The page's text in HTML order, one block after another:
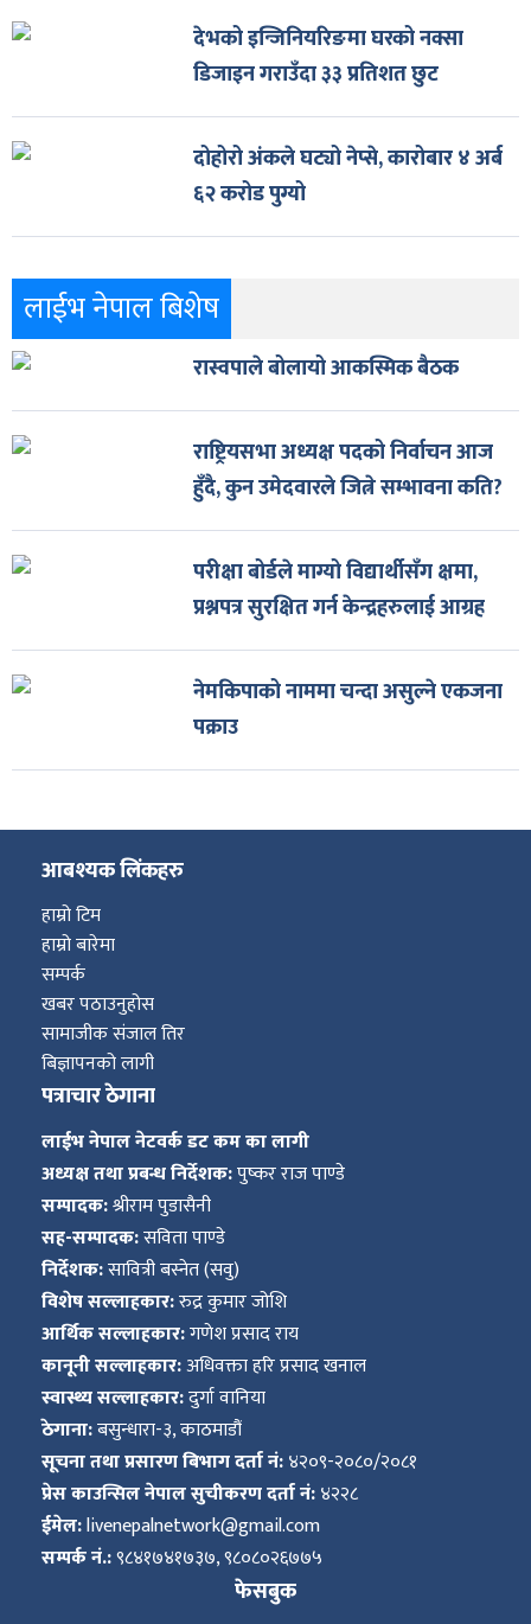
देभको इन्जिनियरिङमा घरको नक्सा
डिजाइन गराउँदा ३३ प्रतिशत छुट
दोहोरो अंकले घट्यो नेप्से, कारोबार ४ अर्ब
६२ करोड पुग्यो
लाईभ नेपाल बिशेष
रास्वपाले बोलायो आकस्मिक बैठक
राष्ट्रियसभा अध्यक्ष पदको निर्वाचन आज
हुँदै, कुन उमेदवारले जित्ने सम्भावना कति?
परीक्षा बोर्डले माग्यो विद्यार्थीसँग क्षमा,
प्रश्नपत्र सुरक्षित गर्न केन्द्रहरुलाई आग्रह
नेमकिपाको नाममा चन्दा असुल्ने एकजना
पक्राउ
आबश्यक लिंकहरु
हाम्रो टिम
हाम्रो बारेमा
सम्पर्क
खबर पठाउनुहोस
सामाजीक संजाल तिर
बिज्ञापनको लागी
पत्राचार ठेगाना
लाईभ नेपाल नेटवर्क डट कम का लागी
अध्यक्ष तथा प्रबन्ध निर्देशक:पुष्कर राज पाण्डे
सम्पादक:श्रीराम पुडासैनी
सह-सम्पादक:सविता पाण्डे
निर्देशक:सावित्री बस्नेत (सवु)
विशेष सल्लाहकार:रुद्र कुमार जोशि
आर्थिक सल्लाहकार:गणेश प्रसाद राय
कानूनी सल्लाहकार:अधिवक्ता हरि प्रसाद खनाल
स्वास्थ्य सल्लाहकार:दुर्गा वानिया
ठेगाना:बसुन्धारा-३, काठमाडौं
सूचना तथा प्रसारण बिभाग दर्ता नं:४२०९-२०८०/२०८१
प्रेस काउन्सिल नेपाल सुचीकरण दर्ता नं:४२२८
ईमेल:livenepalnetwork@gmail.com
सम्पर्क नं.:९८४१७४१७३७, ९८०८०२६७७५
फेसबुक